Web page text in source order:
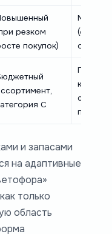
резком
покупок)
отклик)
С
Позиции
свежие
и запасами
на адаптивные
только
область